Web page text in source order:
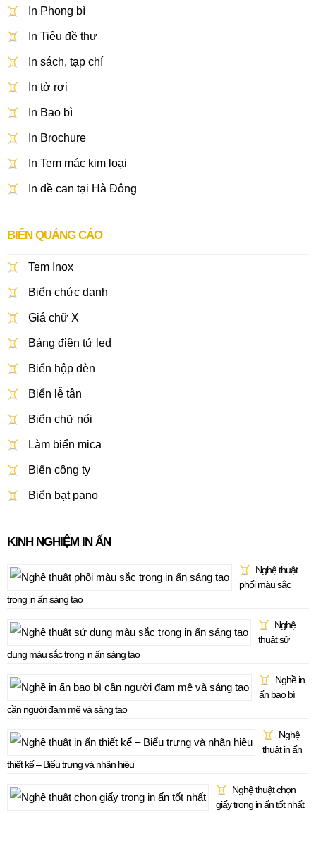
In Phong bì
In Tiêu đề thư
In sách, tạp chí
In tờ rơi
In Bao bì
In Brochure
In Tem mác kim loại
In đề can tại Hà Đông
BIỂN QUẢNG CÁO
Tem Inox
Biển chức danh
Giá chữ X
Bảng điện tử led
Biển hộp đèn
Biển lễ tân
Biển chữ nổi
Làm biển mica
Biển công ty
Biển bạt pano
KINH NGHIỆM IN ẤN
Nghệ thuật
phối màu sắc
trong in ấn sáng tạo
Nghệ
thuật sử
dụng màu sắc trong in ấn sáng tạo
Nghề in
ấn bao bì
cần người đam mê và sáng tạo
Nghệ
thuật in ấn
thiết kế – Biểu trưng và nhãn hiệu
Nghệ thuật chọn
giấy trong in ấn tốt nhất